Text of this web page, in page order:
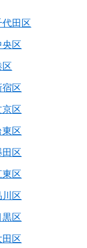
田区
央区
区
宿区
京区
東区
田区
東区
川区
黒区
田区